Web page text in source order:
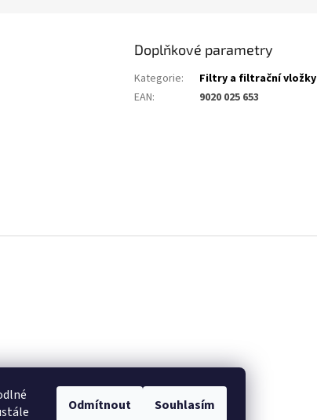
Odmítnout Souhlasím
Doplňkové parametry
Kategorie:
Filtry a filtrační vložky
EAN: 9020 025 653